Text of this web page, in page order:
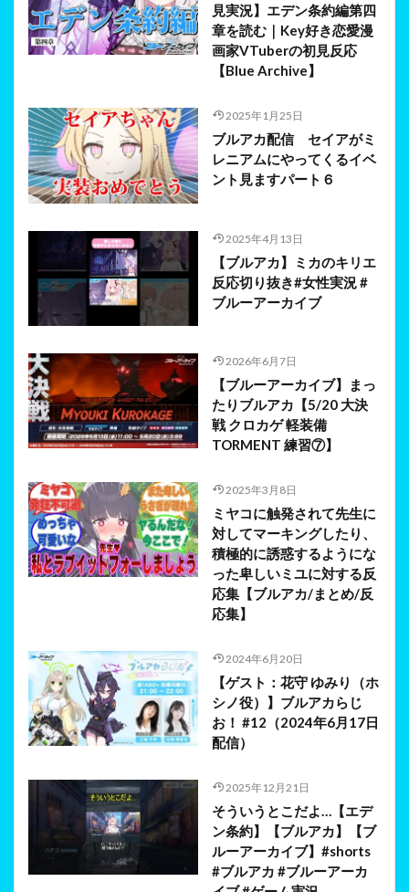
見実況】エデン条約編第四
章を読む｜Key好き恋愛漫
画家VTuberの初見反応
【Blue Archive】
2025年1月25日
ブルアカ配信 セイアがミ
レニアムにやってくるイベ
ント見ますパート６
2025年4月13日
【ブルアカ】ミカのキリエ
反応切り抜き#女性実況 #
ブルーアーカイブ
2026年6月7日
【ブルーアーカイブ】まっ
たりブルアカ【5/20 大決
戦 クロカゲ 軽装備
TORMENT 練習⑦】
2025年3月8日
ミヤコに触発されて先生に
対してマーキングしたり、
積極的に誘惑するようにな
った卑しいミユに対する反
応集【ブルアカ/まとめ/反
応集】
2024年6月20日
【ゲスト：花守 ゆみり（ホ
シノ役）】ブルアカらじ
お！ #12（2024年6月17日
配信）
2025年12月21日
そういうとこだよ…【エデ
ン条約】【ブルアカ】【ブ
ルーアーカイブ】#shorts
#ブルアカ #ブルーアーカ